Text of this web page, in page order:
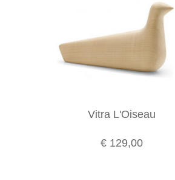
Vitra L'Oiseau
€ 129,00